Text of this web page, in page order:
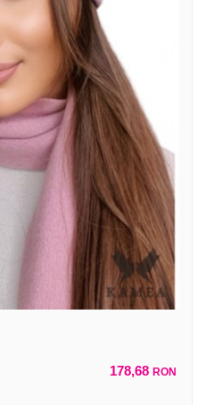
178,68 RON